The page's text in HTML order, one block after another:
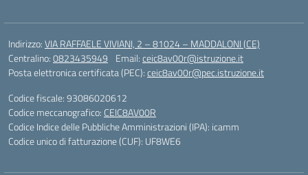
Indirizzo:VIA RAFFAELE VIVIANI, 2 – 81024 – MADDALONI (CE)
Centralino:0823435949 Email:ceic8av00r@istruzione.it
Posta elettronica certificata (PEC):ceic8av00r@pec.istruzione.it
Codice fiscale: 93086020612
Codice meccanografico: CEIC8AV00R
Codice Indice delle Pubbliche Amministrazioni (IPA): icamm
Codice unico di fatturazione (CUF): UF8WE6